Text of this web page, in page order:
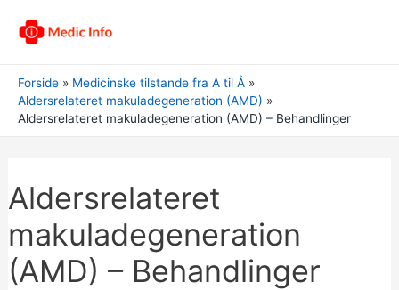
Forside
Medicinske tilstande fra A til Å
Aldersrelateret makuladegeneration (AMD)
Aldersrelateret makuladegeneration (AMD) – Behandlinger
Aldersrelateret
makuladegeneration
(AMD) – Behandlinger